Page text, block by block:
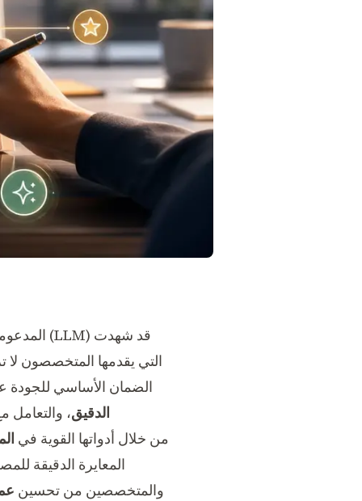
النماذج اللغوية الضخمة (LLM)
الضمان الأساسي للجودة
الدقيق، والتعامل
، وتوضح بالتفصيل كيف تمكّن منصة DL.Translator، من خلال أدواتها القوية في
المعايرة الدقيقة
والمتخصصين من تحسين